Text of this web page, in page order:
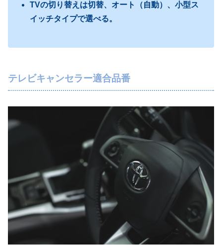
TVの切り替えは切替、オート（自動）、小型ス
イッチタイプで選べる。
テレビキャンセラー適合品番